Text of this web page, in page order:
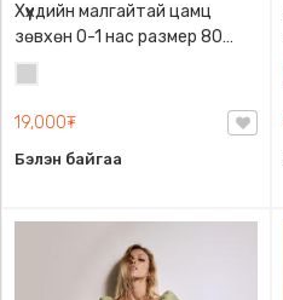
Хүүхдийн малгайтай цамц
зөвхөн 0-1 нас размер 80
сонголттой
19,000₮
Бэлэн байгаа